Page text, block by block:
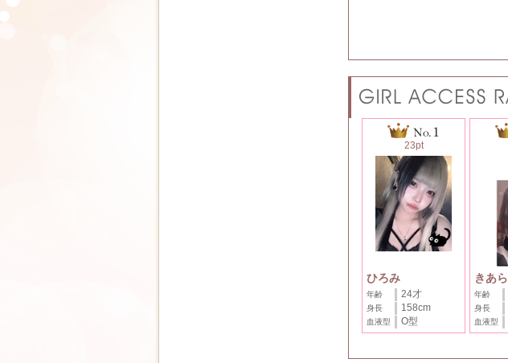
23pt
ひろみ
年齢 24才
身長 158cm
血液型 O型
きあら
年齢
身長
血液型